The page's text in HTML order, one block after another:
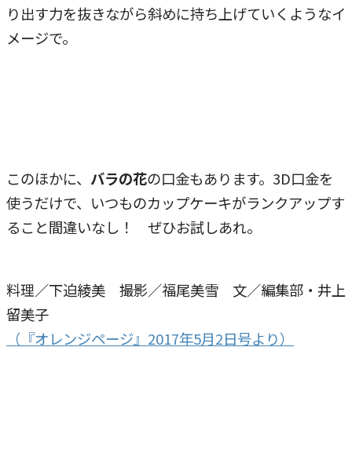
り出す力を抜きながら斜めに持ち上げていくようなイ
メージで。
このほかに、 バラの花の口金もあります。3D口金を
使うだけで、いつものカップケーキがランクアップす
ること間違いなし！ ぜひお試しあれ。
料理／下迫綾美 撮影／福尾美雪 文／編集部・井上
留美子
（『オレンジページ』2017年5月2日号より）